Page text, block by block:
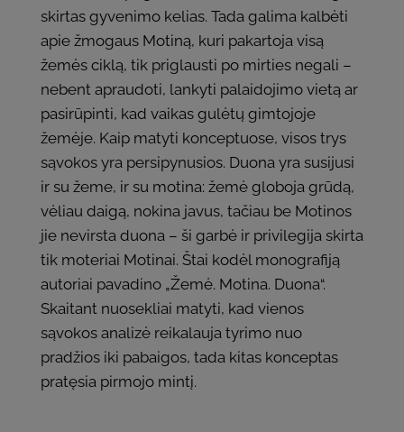
skirtas gyvenimo kelias. Tada galima kalbėti
apie žmogaus Motiną, kuri pakartoja visą
žemės ciklą, tik priglausti po mirties negali –
nebent apraudoti, lankyti palaidojimo vietą ar
pasirūpinti, kad vaikas gulėtų gimtojoje
žemėje. Kaip matyti konceptuose, visos trys
sąvokos yra persipynusios. Duona yra susijusi
ir su žeme, ir su motina: žemė globoja grūdą,
vėliau daigą, nokina javus, tačiau be Motinos
jie nevirsta duona – ši garbė ir privilegija skirta
tik moteriai Motinai. Štai kodėl monografiją
autoriai pavadino „Žemė. Motina. Duona“.
Skaitant nuosekliai matyti, kad vienos
sąvokos analizė reikalauja tyrimo nuo
pradžios iki pabaigos, tada kitas konceptas
pratęsia pirmojo mintį.